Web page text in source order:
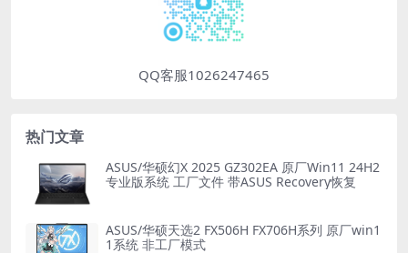
QQ客服1026247465
热门文章
ASUS/华硕幻X 2025 GZ302EA 原厂Win11 24H2
专业版系统 工厂文件 带ASUS Recovery恢复
ASUS/华硕天选2 FX506H FX706H系列 原厂win1
1系统 非工厂模式